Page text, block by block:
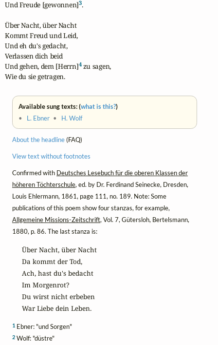
Und Freude [gewonnen]3.
Über Nacht, über Nacht
Kommt Freud und Leid,
Und eh du's gedacht,
Verlassen dich beid
Und gehen, dem [Herrn]4 zu sagen,
Wie du sie getragen.
Available sung texts: (what is this?)
• L. Ebner • H. Wolf
About the headline(FAQ)
View text without footnotes
Confirmed with Deutsches Lesebuch für die oberen Klassen der
höheren Töchterschule, ed. by Dr. Ferdinand Seinecke, Dresden,
Louis Ehlermann, 1861, page 111, no. 189. Note: Some
publications of this poem show four stanzas, for example,
Allgemeine Missions-Zeitschrift, Vol. 7, Gütersloh, Bertelsmann,
1880, p. 86. The last stanza is:
Über Nacht, über Nacht
Da kommt der Tod,
Ach, hast du's bedacht
Im Morgenrot?
Du wirst nicht erbeben
War Liebe dein Leben.
1 Ebner: "und Sorgen"
2 Wolf: "düstre"